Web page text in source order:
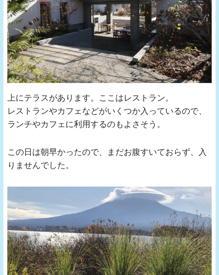
上にテラスがあります。ここはレストラン。
レストランやカフェなどがいくつか入っているので、
ランチやカフェに利用するのもよさそう。
この日は朝早かったので、まだお腹すいておらず、入
りませんでした。